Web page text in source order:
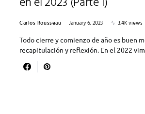
Carlos Rousseau January 6, 2023
3.4K views
Todo cierre y comienzo de año es buen
recapitulación y reflexión. En el 2022